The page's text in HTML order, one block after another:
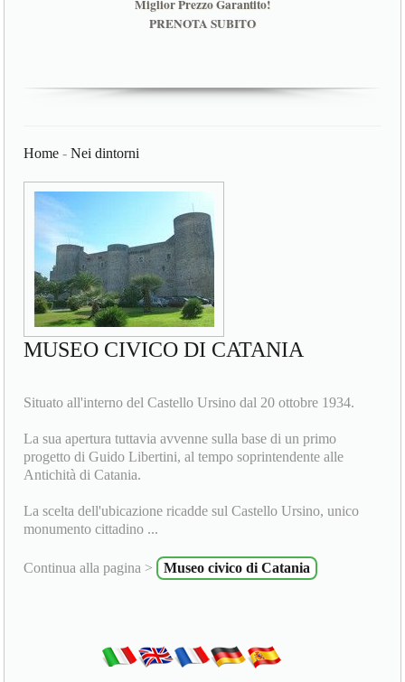
Miglior Prezzo Garantito!
PRENOTA SUBITO
Home -Nei dintorni
MUSEO CIVICO DI CATANIA
Situato all'interno del Castello Ursino dal 20 ottobre 1934.
La sua apertura tuttavia avvenne sulla base di un primo
progetto di Guido Libertini, al tempo soprintendente alle
Antichità di Catania.
La scelta dell'ubicazione ricadde sul Castello Ursino, unico
monumento cittadino ...
Continua alla pagina > Museo civico di Catania